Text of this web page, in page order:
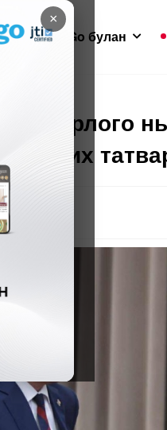
×
GoGo булан
орлого
их
11